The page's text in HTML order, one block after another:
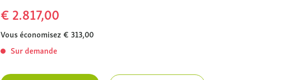
€ 2.817,00
Vous économisez € 313,00
Sur demande